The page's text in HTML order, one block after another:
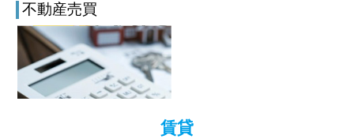
不動産売買
賃貸